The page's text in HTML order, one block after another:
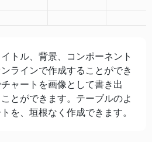
トル、背景、コンポーネント
ラインで作成することができ
ャートを画像として書き出
とができます。テーブルのよ
を、垣根なく作成できます。